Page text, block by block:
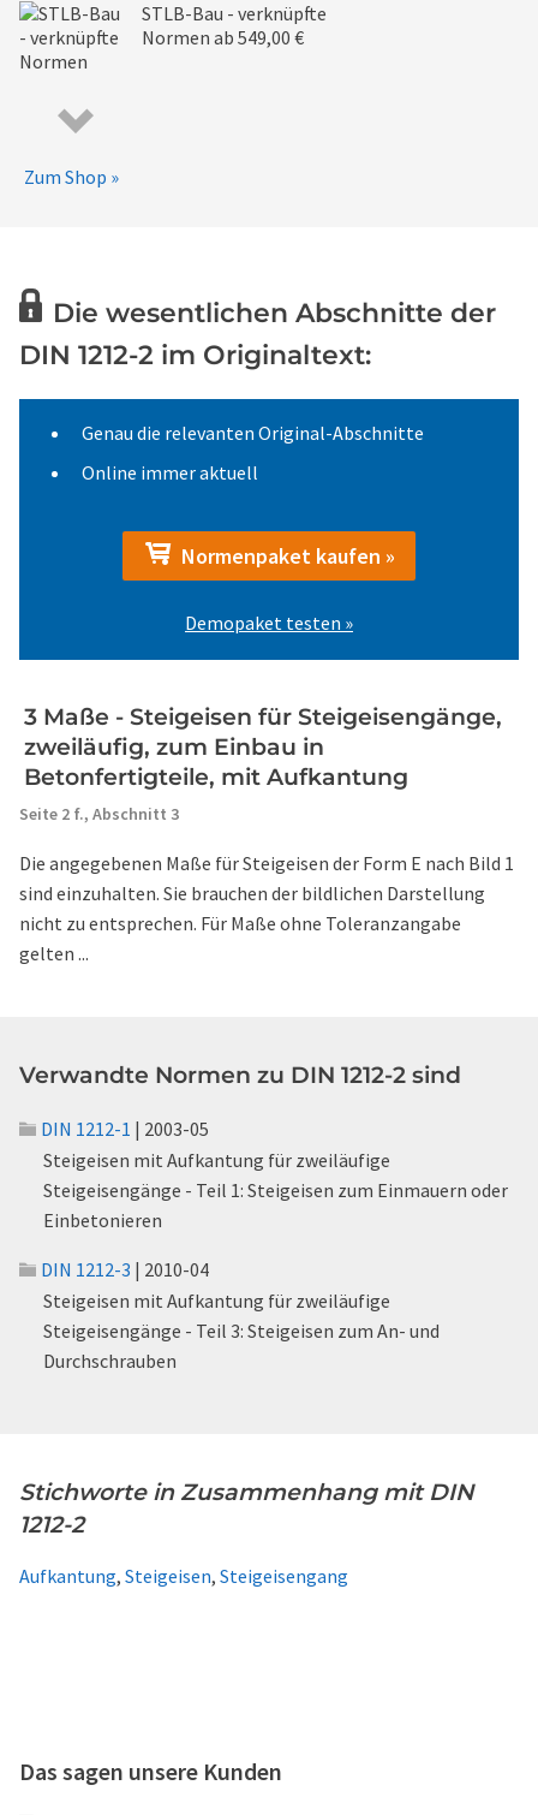
STLB-Bau - verknüpfte
Normen ab 549,00 €
Zum Shop »
Die wesentlichen Abschnitte der
DIN 1212-2 im Originaltext:
Genau die relevanten Original-Abschnitte
Online immer aktuell
Normenpaket kaufen »
Demopaket testen »
3 Maße - Steigeisen für Steigeisengänge,
zweiläufig, zum Einbau in
Betonfertigteile, mit Aufkantung
Seite 2 f., Abschnitt 3
Die angegebenen Maße für Steigeisen der Form E nach Bild 1
sind einzuhalten. Sie brauchen der bildlichen Darstellung
nicht zu entsprechen. Für Maße ohne Toleranzangabe
gelten ...
Verwandte Normen zu DIN 1212-2 sind
DIN 1212-1 | 2003-05
Steigeisen mit Aufkantung für zweiläufige
Steigeisengänge - Teil 1: Steigeisen zum Einmauern oder
Einbetonieren
DIN 1212-3 | 2010-04
Steigeisen mit Aufkantung für zweiläufige
Steigeisengänge - Teil 3: Steigeisen zum An- und
Durchschrauben
Stichworte in Zusammenhang mit DIN
1212-2
Aufkantung, Steigeisen, Steigeisengang
Das sagen unsere Kunden